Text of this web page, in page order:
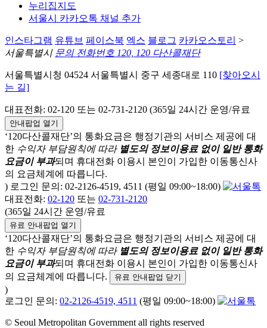
누리집지도
서울시 카카오톡 채널 추가
인스타그램 유튜브 페이스북 엑스 블로그 카카오스토리 >
서울특별시 문의 전화번호 120, 120 다산콜재단
서울특별시청 04524 서울특별시 중구 세종대로 110 [찾아오시
는 길]
대표전화: 02-120 또는 02-731-2120 (365일 24시간 운영/유료
안내팝업 열기
‘120다산콜재단’의 통화요금은 행정기관의 서비스 제공에 대
한 수익자 부담원칙에 따라 별도의 정보이용료 없이 일반 통화
요금이 부과되며 휴대전화 이용시 본인이 가입한 이동통신사
의 요금체계에 따릅니다.
) 로그인 문의: 02-2126-4519, 4511 (평일 09:00~18:00)
대표전화: 02-120 또는 02-731-2120
(365일 24시간 운영/유료
유료 안내팝업 열기
‘120다산콜재단’의 통화요금은 행정기관의 서비스 제공에 대
한 수익자 부담원칙에 따라 별도의 정보이용료 없이 일반 통화
요금이 부과되며 휴대전화 이용시 본인이 가입한 이동통신사
의 요금체계에 따릅니다.
유료 안내팝업 닫기
)
로그인 문의: 02-2126-4519, 4511 (평일 09:00~18:00)
© Seoul Metropolitan Government all rights reserved